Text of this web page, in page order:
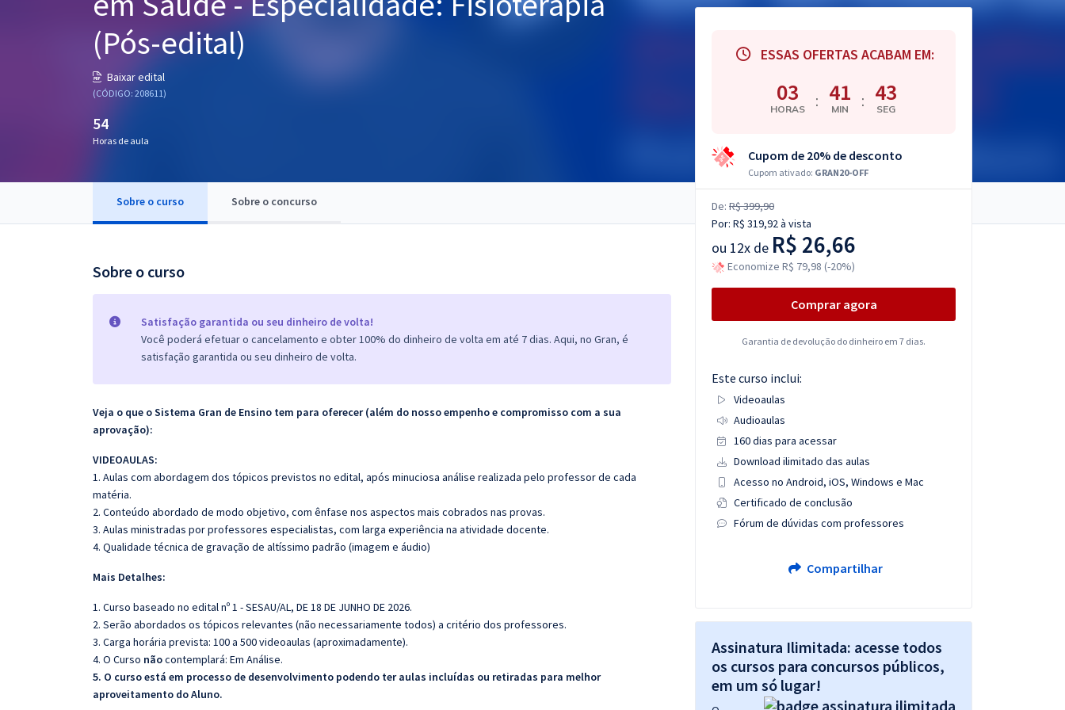
Conteúdo gratuito
Blog
(Pós-edital)
Baixar edital
(CÓDIGO: 208611)
54
Horas de aula
Sobre o curso Sobre o concurso
Sobre o curso
Satisfação garantida ou seu dinheiro de volta!
Você poderá efetuar o cancelamento e obter 100% do dinheiro de volta em até 7 dias. Aqui, no Gran, é
satisfação garantida ou seu dinheiro de volta.
Veja o que o Sistema Gran de Ensino tem para oferecer (além do nosso empenho e compromisso com a sua
aprovação):
VIDEOAULAS:
1. Aulas com abordagem dos tópicos previstos no edital, após minuciosa análise realizada pelo professor de cada
matéria.
2. Conteúdo abordado de modo objetivo, com ênfase nos aspectos mais cobrados nas provas.
3. Aulas ministradas por professores especialistas, com larga experiência na atividade docente.
4. Qualidade técnica de gravação de altíssimo padrão (imagem e áudio)
Mais Detalhes:
1. Curso baseado no edital nº 1 - SESAU/AL, DE 18 DE JUNHO DE 2026.
2. Serão abordados os tópicos relevantes (não necessariamente todos) a critério dos professores.
3. Carga horária prevista: 100 a 500 videoaulas (aproximadamente).
4. O Curso nãocontemplará: Em Análise.
5. O curso está em processo de desenvolvimento podendo ter aulas incluídas ou retiradas para melhor
aproveitamento do Aluno.
ESSAS OFERTAS ACABAM EM:
03
HORAS : 41
MIN : 41
SEG
Cupom de 20% de desconto
Cupom ativado: GRAN20-OFF
De: R$ 399,90
Por: R$ 319,92à vista
ou 12x de R$ 26,66
Economize R$ 79,98 (-20%)
Comprar agora
Garantia de devolução do dinheiro em 7 dias.
Este curso inclui:
Videoaulas
Audioaulas
160 dias para acessar
Download ilimitado das aulas
Acesso no Android, iOS, Windows e Mac
Certificado de conclusão
Fórum de dúvidas com professores
Compartilhar
Assinatura Ilimitada: acesse todos
os cursos para concursos públicos,
em um só lugar!